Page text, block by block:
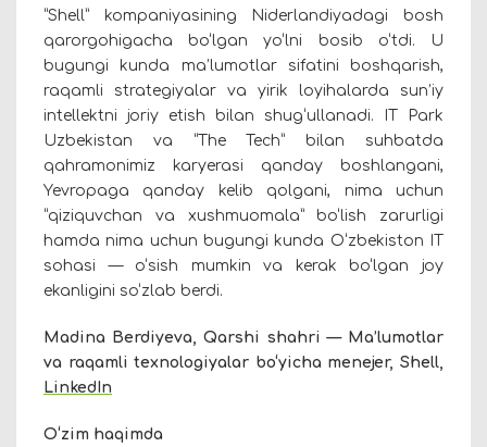
“Shell” kompaniyasining Niderlandiyadagi bosh
qarorgohigacha bo‘lgan yo‘lni bosib o‘tdi. U
bugungi kunda ma’lumotlar sifatini boshqarish,
raqamli strategiyalar va yirik loyihalarda sun’iy
intellektni joriy etish bilan shug‘ullanadi. IT Park
Uzbekistan va “The Tech” bilan suhbatda
qahramonimiz karyerasi qanday boshlangani,
Yevropaga qanday kelib qolgani, nima uchun
“qiziquvchan va xushmuomala” bo‘lish zarurligi
hamda nima uchun bugungi kunda O‘zbekiston IT
sohasi — o‘sish mumkin va kerak bo‘lgan joy
ekanligini so‘zlab berdi.
Madina Berdiyeva, Qarshi shahri — Ma’lumotlar
va raqamli texnologiyalar bo‘yicha menejer, Shell,
LinkedIn
O‘zim haqimda